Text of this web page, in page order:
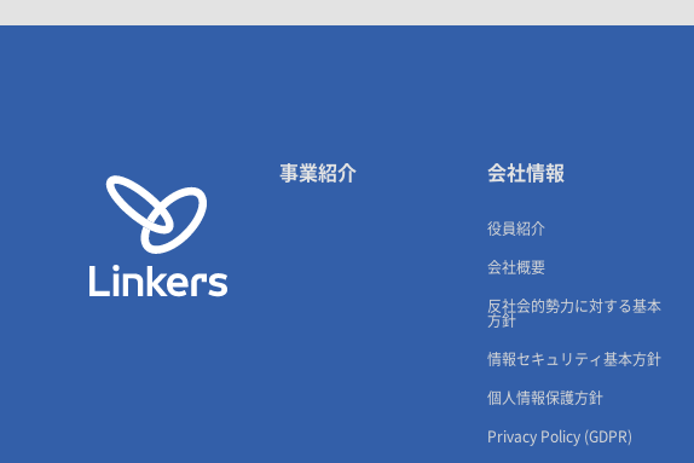
事業紹介 会社情報
役員紹介
会社概要
反社会的勢力に対する基本
方針
情報セキュリティ基本方針
個人情報保護方針
Privacy Policy (GDPR)